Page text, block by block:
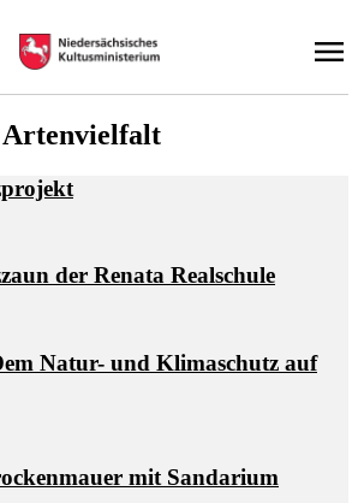
der Re­na­ta Re­al­schu­le
Na­tur- und Kli­ma­schutz auf
mit Sand­a­ri­um